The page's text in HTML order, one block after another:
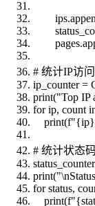
# 统计IP访
ip_counter =
print("Top IP
for ip, count
print(f"{ip}:
# 统计状态码
for status,